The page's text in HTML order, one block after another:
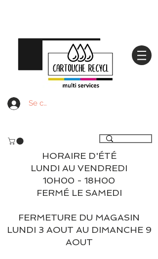
Se connecter
HORAIRE D'ÉTÉ
LUNDI AU VENDREDI
10H00 - 18H00
FERMÉ LE SAMEDI
FERMETURE DU MAGASIN
LUNDI 3 AOUT AU DIMANCHE 9
AOUT